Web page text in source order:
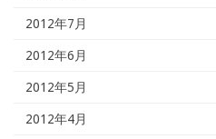
2012年7月
2012年6月
2012年5月
2012年4月